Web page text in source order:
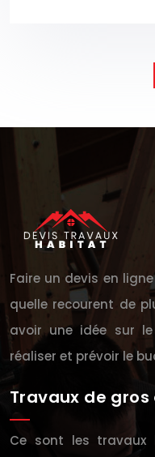
Faire un devis en
quelle recourent de
avoir une idée sur
réaliser et prévoir le
Travaux de
Ce sont les